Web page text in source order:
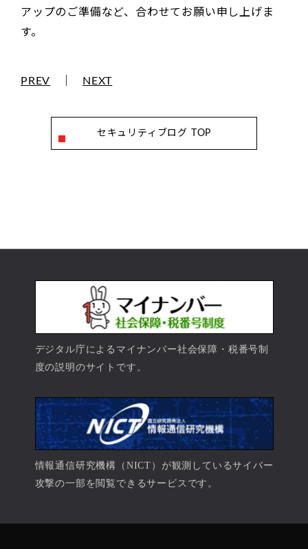
アップのご準備など、合わせてお願い申し上げま
す。
PREV NEXT
セキュリティブログ TOP
デジタル庁によるマイナンバー社会保障・税番号制
度の説明のサイトです。
情報通信研究機構（NICT）が観測しているサイバー
攻撃の一部を閲覧できるサービスです。